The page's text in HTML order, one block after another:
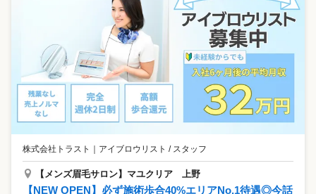
株式会社トラスト ｜ アイブロウリスト / スタッフ
【メンズ眉毛サロン】マユクリア 上野
【NEW OPEN】必ず施術歩合40%エリアNo.1待遇◎今話